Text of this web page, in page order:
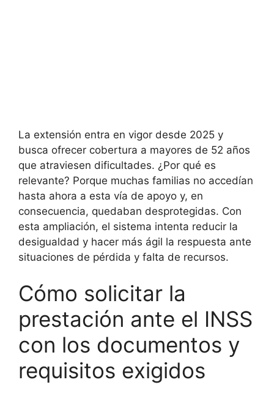
La extensión entra en vigor desde 2025 y
busca ofrecer cobertura a mayores de 52 años
que atraviesen dificultades. ¿Por qué es
relevante? Porque muchas familias no accedían
hasta ahora a esta vía de apoyo y, en
consecuencia, quedaban desprotegidas. Con
esta ampliación, el sistema intenta reducir la
desigualdad y hacer más ágil la respuesta ante
situaciones de pérdida y falta de recursos.
Cómo solicitar la
prestación ante el INSS
con los documentos y
requisitos exigidos